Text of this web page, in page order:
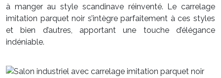
à manger au style scandinave réinventé. Le carrelage
imitation parquet noir s’intègre parfaitement à ces styles
et bien d’autres, apportant une touche d’élégance
indéniable.